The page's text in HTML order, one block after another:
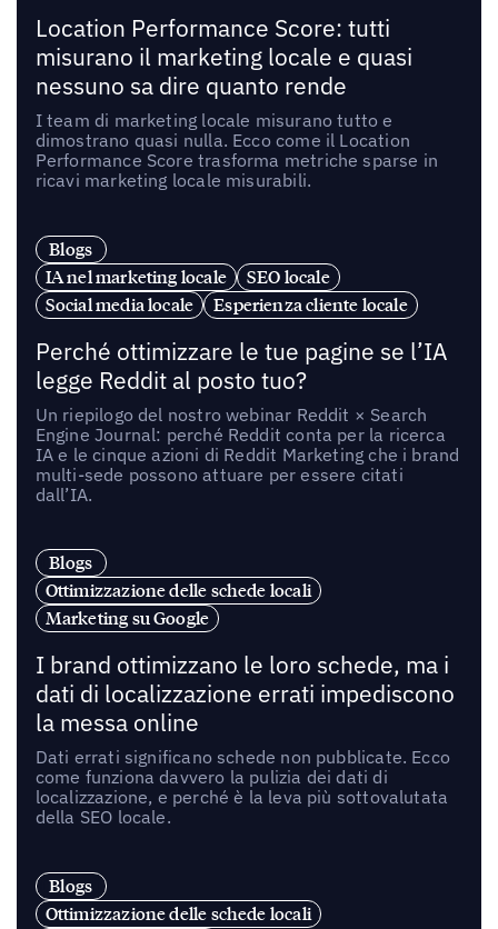
Location Performance Score: tutti
misurano il marketing locale e quasi
nessuno sa dire quanto rende
I team di marketing locale misurano tutto e
dimostrano quasi nulla. Ecco come il Location
Performance Score trasforma metriche sparse in
ricavi marketing locale misurabili.
Blogs
IA nel marketing locale
SEO locale
Social media locale
Esperienza cliente locale
Perché ottimizzare le tue pagine se l’IA
legge Reddit al posto tuo?
Un riepilogo del nostro webinar Reddit × Search
Engine Journal: perché Reddit conta per la ricerca
IA e le cinque azioni di Reddit Marketing che i brand
multi-sede possono attuare per essere citati
dall’IA.
Blogs
Ottimizzazione delle schede locali
Marketing su Google
I brand ottimizzano le loro schede, ma i
dati di localizzazione errati impediscono
la messa online
Dati errati significano schede non pubblicate. Ecco
come funziona davvero la pulizia dei dati di
localizzazione, e perché è la leva più sottovalutata
della SEO locale.
Blogs
Ottimizzazione delle schede locali